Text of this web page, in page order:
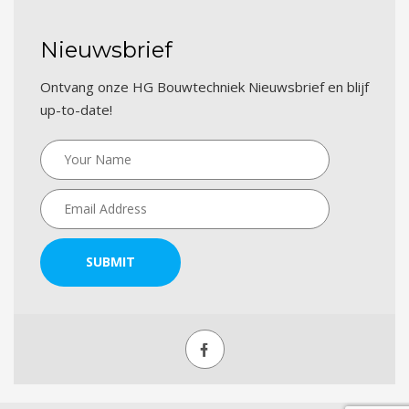
Nieuwsbrief
Ontvang onze HG Bouwtechniek Nieuwsbrief en blijf
up-to-date!
SUBMIT